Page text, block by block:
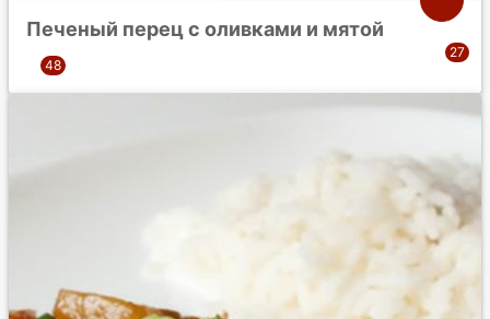
Печеный перец с оливками и мятой